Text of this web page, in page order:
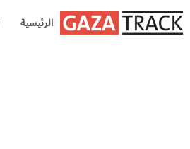
الرئيسية